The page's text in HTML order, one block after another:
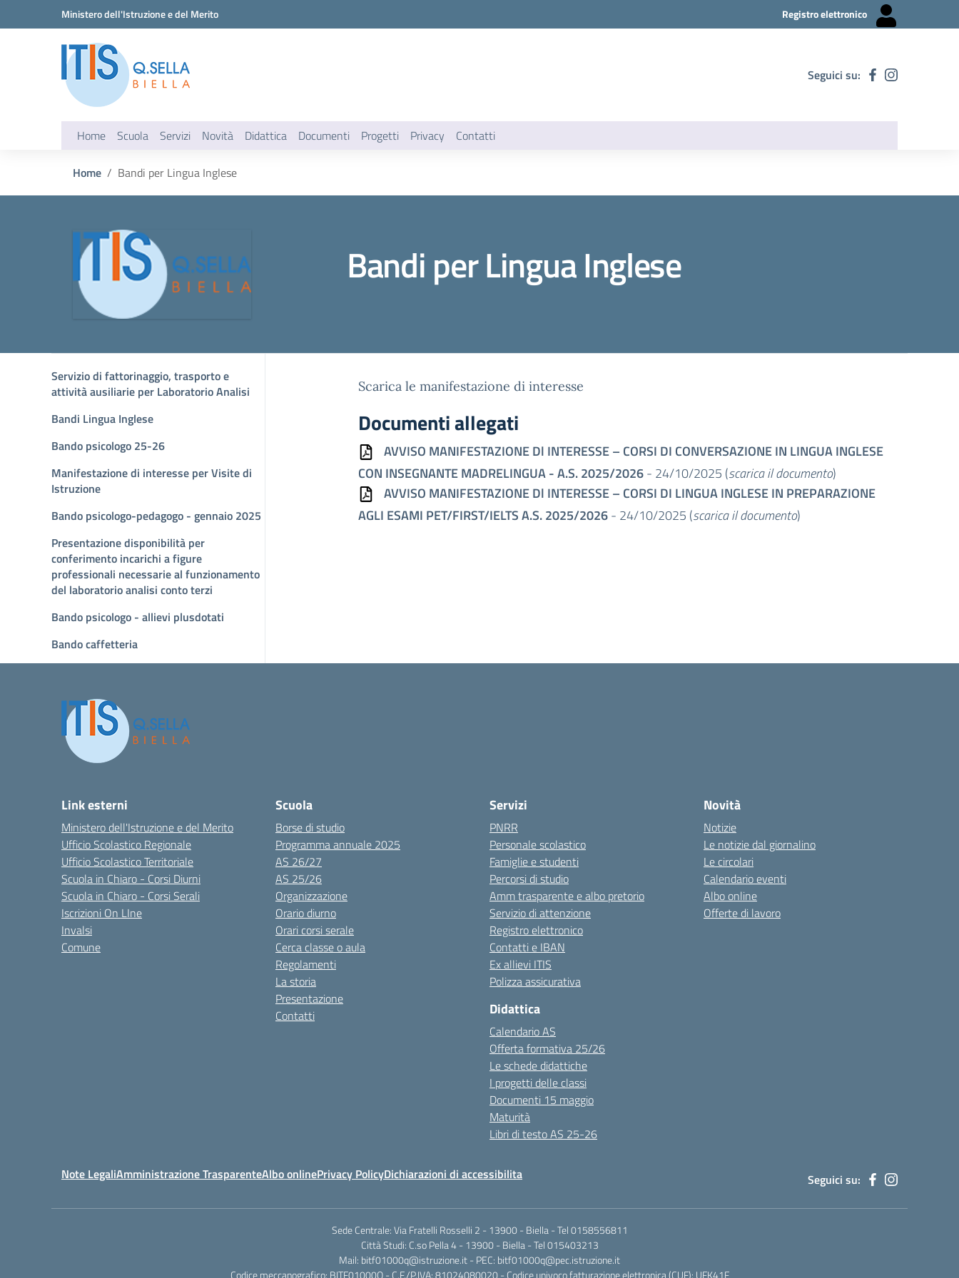
Vai ai contenuti
Vai al menu di navigazioneMinistero dell'Istruzione e del Merito Registro elettronico
Seguici su:
Home Scuola Servizi Novità Didattica Documenti Progetti Privacy Contatti
Home Bandi per Lingua Inglese
Bandi per Lingua Inglese
Servizio di fattorinaggio, trasporto e
attività ausiliarie per Laboratorio Analisi
Bandi Lingua Inglese
Bando psicologo 25-26
Manifestazione di interesse per Visite di
Istruzione
Bando psicologo-pedagogo - gennaio 2025
Presentazione disponibilità per
conferimento incarichi a figure
professionali necessarie al funzionamento
del laboratorio analisi conto terzi
Bando psicologo - allievi plusdotati
Bando caffetteria
Scarica le manifestazione di interesse
Documenti allegati
AVVISO MANIFESTAZIONE Dl INTERESSE – CORSI DI CONVERSAZIONE IN LINGUA INGLESE
CON INSEGNANTE MADRELINGUA - A.S. 2025/2026- 24/10/2025 (scarica il documento)
AVVISO MANIFESTAZIONE Dl INTERESSE – CORSI DI LINGUA INGLESE IN PREPARAZIONE
AGLI ESAMI PET/FIRST/IELTS A.S. 2025/2026- 24/10/2025 (scarica il documento)
Link esterni
Ministero dell'Istruzione e del Merito
Ufficio Scolastico Regionale
Ufficio Scolastico Territoriale
Scuola in Chiaro - Corsi Diurni
Scuola in Chiaro - Corsi Serali
Iscrizioni On LIne
Invalsi
Comune
Scuola
Borse di studio
Programma annuale 2025
AS 26/27
AS 25/26
Organizzazione
Orario diurno
Orari corsi serale
Cerca classe o aula
Regolamenti
La storia
Presentazione
Contatti
Servizi
PNRR
Personale scolastico
Famiglie e studenti
Percorsi di studio
Amm trasparente e albo pretorio
Servizio di attenzione
Registro elettronico
Contatti e IBAN
Ex allievi ITIS
Polizza assicurativa
Didattica
Calendario AS
Offerta formativa 25/26
Le schede didattiche
I progetti delle classi
Documenti 15 maggio
Maturità
Libri di testo AS 25-26
Novità
Notizie
Le notizie dal giornalino
Le circolari
Calendario eventi
Albo online
Offerte di lavoro
Note LegaliAmministrazione TrasparenteAlbo onlinePrivacy PolicyDichiarazioni di accessibilita Seguici su:
Sede Centrale: Via Fratelli Rosselli 2 - 13900 - Biella - Tel 0158556811
Città Studi: C.so Pella 4 - 13900 - Biella - Tel 015403213
Mail: bitf01000q@istruzione.it- PEC: bitf01000q@pec.istruzione.it
Codice meccanografico: BITF01000Q - C.F./P,IVA: 81024080020 - Codice univoco fatturazione elettronica (CUF): UFK41F